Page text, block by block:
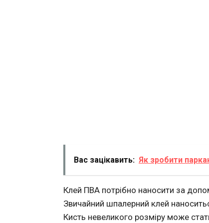
Вас зацікавить: Як зробити
Клей ПВА потрібно наносити за
Звичайний шпалерний клей
Кисть невеликого розміру може